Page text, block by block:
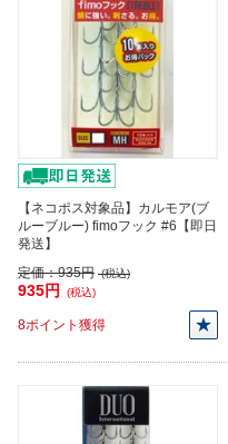
【ネコポス対象品】カルモア(ブ
ルーブルー) fimoフック #6【即日
発送】
定価：935円 (税込)
935円 (税込)
8ポイント獲得